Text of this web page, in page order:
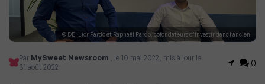
© DE. Lior Pardo et Raphaël Pardo, cofondateurs d’Investir dans l’ancien
Par MySweet Newsroom , le 10 mai 2022, mis à jour le
31 août 2022
0